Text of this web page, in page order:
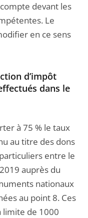
devant les
Le
en ce sens
d’impôt
dans le
à 75 % le taux
au titre des dons
entre le
auprès du
nationaux
au point 8. Ces
limite de 1000